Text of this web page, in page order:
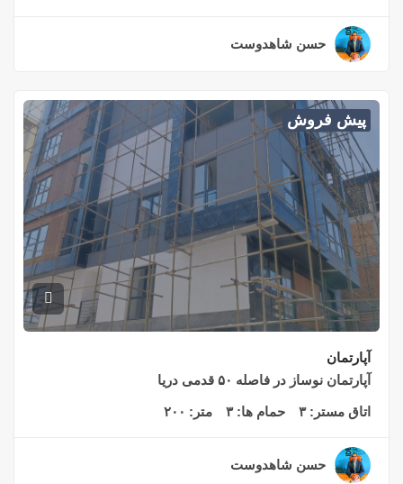
حسن شاهدوست
پیش فروش
آپارتمان
آپارتمان نوساز در فاصله ۵۰ قدمی دریا
اتاق مستر:۳ حمام ها:۳ متر: ۲۰۰
حسن شاهدوست